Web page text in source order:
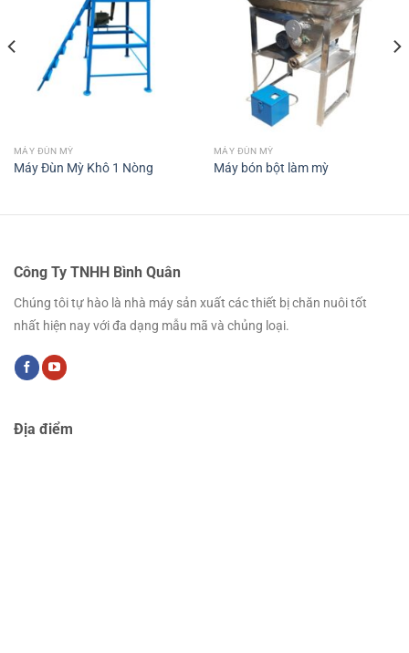
MÁY ĐÙN MỲ
Máy Đùn Mỳ Khô 1 Nòng
MÁY ĐÙN MỲ
Máy bón bột làm mỳ
Công Ty TNHH Bình Quân
Chúng tôi tự hào là nhà máy sản xuất các thiết bị chăn nuôi tốt
nhất hiện nay với đa dạng mẫu mã và chủng loại.
Địa điểm